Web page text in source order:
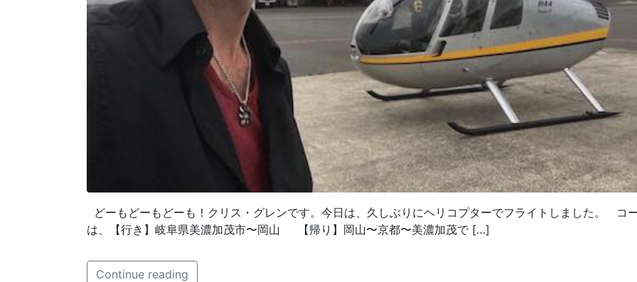
どーもどーもどーも！クリス・グレンです。今日は、久しぶりにヘリコプターでフライトしました。 コ
は、【行き】岐阜県美濃加茂市〜岡山 【帰り】岡山〜京都〜美濃加茂で […]
Continue reading